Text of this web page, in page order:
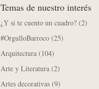
Temas de nuestro interés
¿Y si te cuento un cuadro? (2)
#OrgulloBarroco (25)
Arquitectura (104)
Arte y Literatura (2)
Artes decorativas (9)